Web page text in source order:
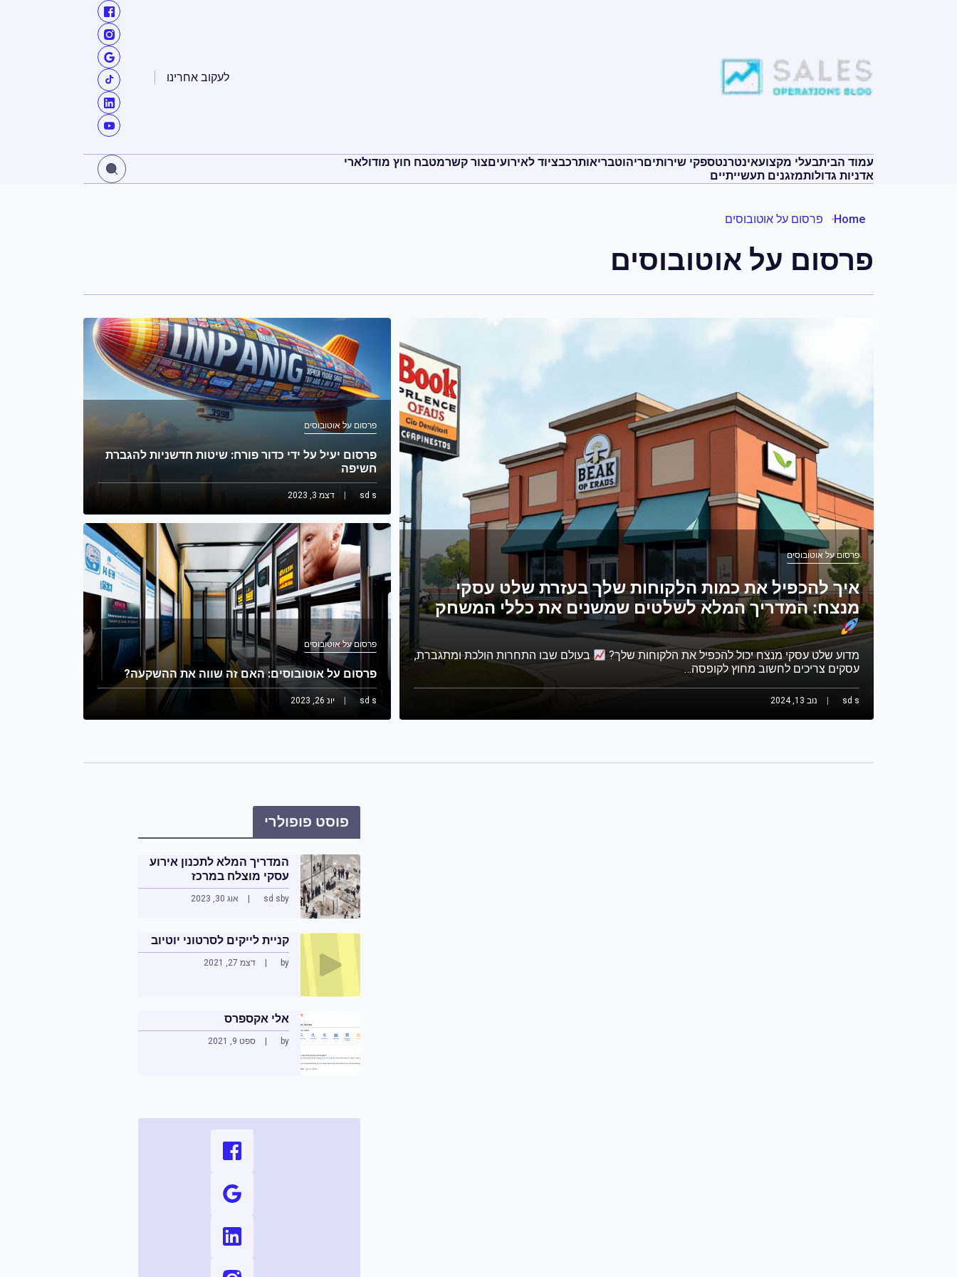
לעקוב אחרינו
עמוד הביתבעלי מקצועאינטרנטספקי שירותיםריהוטבריאותרכבציוד לאירועיםצור קשרמטבח חוץ מודולארי
אדניות גדולותמזגנים תעשייתיים
Home פרסום על אוטובוסים
פרסום על אוטובוסים
פרסום על אוטובוסים
איך להכפיל את כמות הלקוחות שלך בעזרת שלט עסקי
מנצח: המדריך המלא לשלטים שמשנים את כללי המשחק
מדוע שלט עסקי מנצח יכול להכפיל את הלקוחות שלך?
בעולם שבו התחרות הולכת ומתגברת,
עסקים צריכים לחשוב מחוץ לקופסה…
sd s נוב 13, 2024
פרסום על אוטובוסים
פרסום יעיל על ידי כדור פורח: שיטות חדשניות להגברת
חשיפה
sd s דצמ 3, 2023
פרסום על אוטובוסים
פרסום על אוטובוסים: האם זה שווה את ההשקעה?
sd s יונ 26, 2023
פוסט פופולרי
המדריך המלא לתכנון אירוע
עסקי מוצלח במרכז
by
sd s אוג 30, 2023
קניית לייקים לסרטוני יוטיוב
by דצמ 27, 2021
אלי אקספרס
by ספט 9, 2021